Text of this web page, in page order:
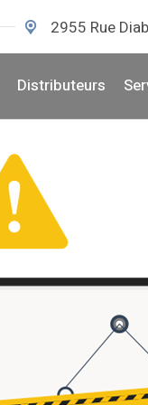
2955 Rue
Distributeurs